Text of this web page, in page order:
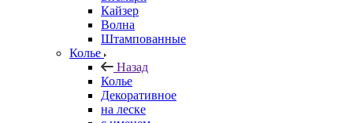
Кайзер
Волна
Штампованные
Колье
Назад
Колье
Декоративное
на леске